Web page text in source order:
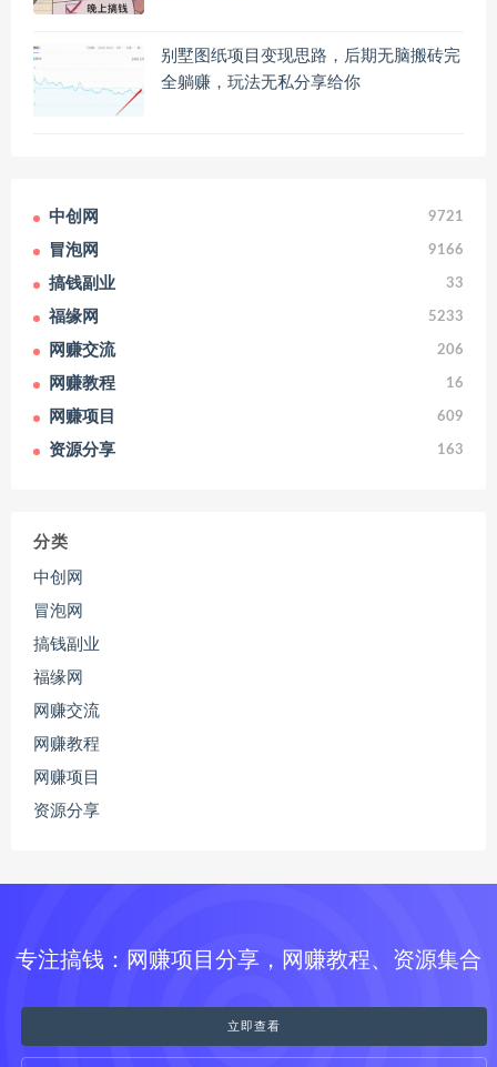
别墅图纸项目变现思路，后期无脑搬砖完
全躺赚，玩法无私分享给你
中创网 9721
冒泡网 9166
搞钱副业 33
福缘网 5233
网赚交流 206
网赚教程 16
网赚项目 609
资源分享 163
分类
中创网
冒泡网
搞钱副业
福缘网
网赚交流
网赚教程
网赚项目
资源分享
专注搞钱：网赚项目分享，网赚教程、资源集合
立即查看